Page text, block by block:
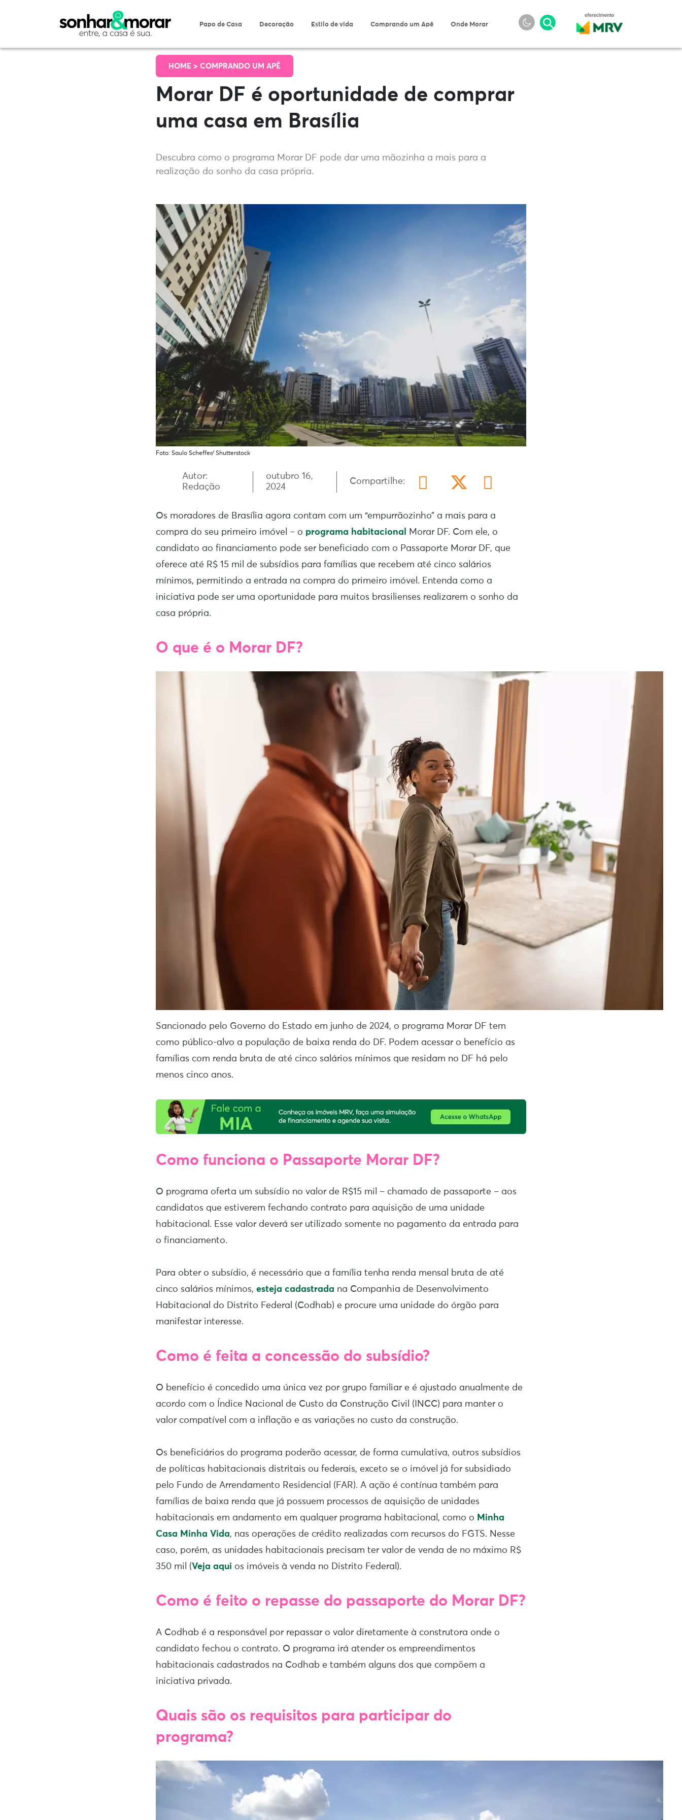
Papo de Casa Decoração Estilo de vida Comprando um Apê Onde Morar
HOME > COMPRANDO UM APÊ
Morar DF é oportunidade de comprar
uma casa em Brasília
Descubra como o programa Morar DF pode dar uma mãozinha a mais para a
realização do sonho da casa própria.
Foto: Saulo Scheffer/ Shutterstock
Autor:
Redação
outubro 16,
2024
Compartilhe:
Os moradores de Brasília agora contam com um “empurrãozinho” a mais para a
compra do seu primeiro imóvel – o programa habitacional
Morar DF. Com ele, o
candidato ao financiamento pode ser beneficiado com o Passaporte Morar DF, que
oferece até R$ 15 mil de subsídios para famílias que recebem até cinco salários
mínimos, permitindo a entrada na compra do primeiro imóvel. Entenda como a
iniciativa pode ser uma oportunidade para muitos brasilienses realizarem o sonho da
casa própria.
O que é o Morar DF?
Sancionado pelo Governo do Estado em junho de 2024, o programa Morar DF tem
como público-alvo a população de baixa renda do DF. Podem acessar o benefício as
famílias com renda bruta de até cinco salários mínimos que residam no DF há pelo
menos cinco anos.
Como funciona o Passaporte Morar DF?
O programa oferta um subsídio no valor de R$15 mil – chamado de passaporte – aos
candidatos que estiverem fechando contrato para aquisição de uma unidade
habitacional. Esse valor deverá ser utilizado somente no pagamento da entrada para
o financiamento.
Para obter o subsídio, é necessário que a família tenha renda mensal bruta de até
cinco salários mínimos, esteja cadastrada na Companhia de Desenvolvimento
Habitacional do Distrito Federal (Codhab) e procure uma unidade do órgão para
manifestar interesse.
Como é feita a concessão do subsídio?
O benefício é concedido uma única vez por grupo familiar e é ajustado anualmente de
acordo com o Índice Nacional de Custo da Construção Civil (INCC) para manter o
valor compatível com a inflação e as variações no custo da construção.
Os beneficiários do programa poderão acessar, de forma cumulativa, outros subsídios
de políticas habitacionais distritais ou federais, exceto se o imóvel já for subsidiado
pelo Fundo de Arrendamento Residencial (FAR). A ação é contínua também para
famílias de baixa renda que já possuem processos de aquisição de unidades
habitacionais em andamento em qualquer programa habitacional, como o Minha
Casa Minha Vida, nas operações de crédito realizadas com recursos do FGTS. Nesse
caso, porém, as unidades habitacionais precisam ter valor de venda de no máximo R$
350 mil (Veja aqui os imóveis à venda no Distrito Federal).
Como é feito o repasse do passaporte do Morar DF?
A Codhab é a responsável por repassar o valor diretamente à construtora onde o
candidato fechou o contrato. O programa irá atender os empreendimentos
habitacionais cadastrados na Codhab e também alguns dos que compõem a
iniciativa privada.
Quais são os requisitos para participar do
programa?